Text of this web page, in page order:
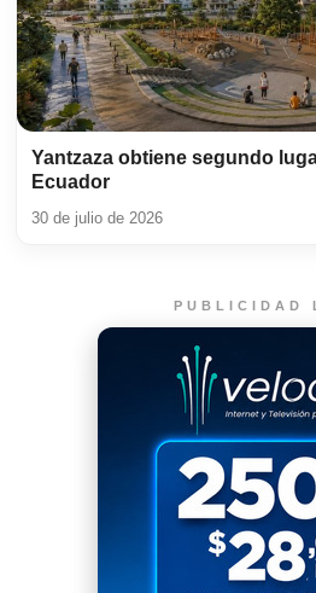
Yantzaza obtiene segundo
Ecuador
30 de julio de 2026
PUBLICIDAD